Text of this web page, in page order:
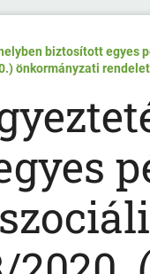
biztosított egyes
önkormányzati